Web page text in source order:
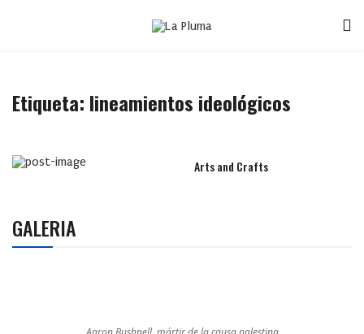
Etiqueta: lineamientos ideológicos
Arts and Crafts
GALERIA